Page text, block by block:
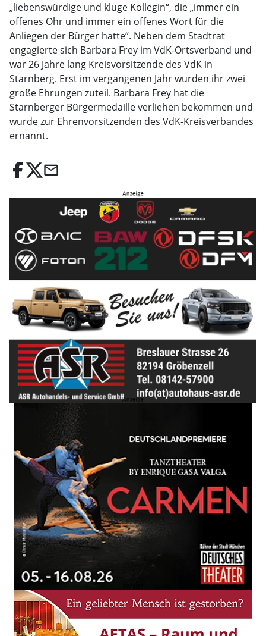
„liebenswürdige und kluge Kollegin“, die „immer ein
offenes Ohr und immer ein offenes Wort für die
Anliegen der Bürger hatte“. Neben dem Stadtrat
engagierte sich Barbara Frey im VdK-Ortsverband und
war 26 Jahre lang Kreisvorsitzende des VdK in
Starnberg. Erst im vergangenen Jahr wurden ihr zwei
große Ehrungen zuteil. Barbara Frey hat die
Starnberger Bürgermedaille verliehen bekommen und
wurde zur Ehrenvorsitzenden des VdK-Kreisverbandes
ernannt.
email